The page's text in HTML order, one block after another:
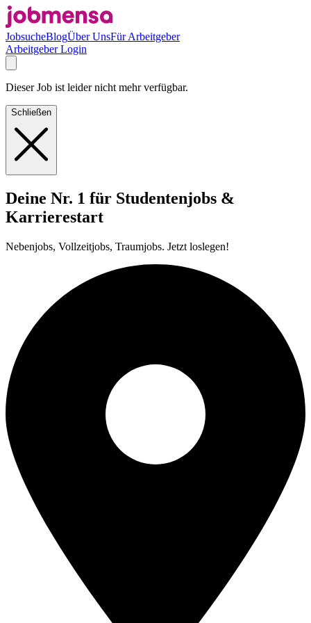
JobsucheBlogÜber UnsFür Arbeitgeber
Arbeitgeber Login
Dieser Job ist leider nicht mehr verfügbar.
Schließen
Deine Nr. 1 für Studentenjobs &
Karrierestart
Nebenjobs, Vollzeitjobs, Traumjobs. Jetzt loslegen!